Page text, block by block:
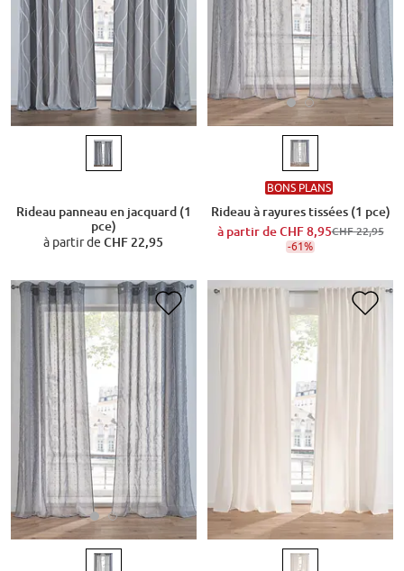
Rideau panneau en jacquard (1
pce)
à partir deCHF 22,95
BONS PLANS
Rideau à rayures tissées (1 pce)
à partir deCHF 8,95CHF 22,95
-61%